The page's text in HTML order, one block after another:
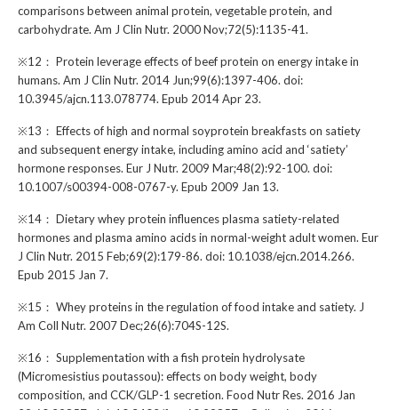
comparisons between animal protein, vegetable protein, and
carbohydrate. Am J Clin Nutr. 2000 Nov;72(5):1135-41.
※12： Protein leverage effects of beef protein on energy intake in
humans. Am J Clin Nutr. 2014 Jun;99(6):1397-406. doi:
10.3945/ajcn.113.078774. Epub 2014 Apr 23.
※13： Effects of high and normal soyprotein breakfasts on satiety
and subsequent energy intake, including amino acid and ‘satiety’
hormone responses. Eur J Nutr. 2009 Mar;48(2):92-100. doi:
10.1007/s00394-008-0767-y. Epub 2009 Jan 13.
※14： Dietary whey protein influences plasma satiety-related
hormones and plasma amino acids in normal-weight adult women. Eur
J Clin Nutr. 2015 Feb;69(2):179-86. doi: 10.1038/ejcn.2014.266.
Epub 2015 Jan 7.
※15： Whey proteins in the regulation of food intake and satiety. J
Am Coll Nutr. 2007 Dec;26(6):704S-12S.
※16： Supplementation with a fish protein hydrolysate
(Micromesistius poutassou): effects on body weight, body
composition, and CCK/GLP-1 secretion. Food Nutr Res. 2016 Jan